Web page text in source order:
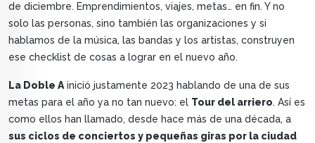
de diciembre. Emprendimientos, viajes, metas… en fin. Y no
solo las personas, sino también las organizaciones y si
hablamos de la música, las bandas y los artistas, construyen
ese checklist de cosas a lograr en el nuevo año.
La Doble Ainició justamente 2023 hablando de una de sus
metas para el año ya no tan nuevo: el Tour del arriero. Así es
como ellos han llamado, desde hace más de una década, a
sus ciclos de conciertos y pequeñas giras por la ciudad